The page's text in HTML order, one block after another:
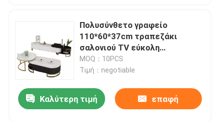
Πολυσύνθετο γραφείο
110*60*37cm τραπεζάκι
σαλονιού TV εύκολη
αποθήκευση
MOQ：10PCS
Τιμή：negotiable
Καλύτερη τιμή επαφή